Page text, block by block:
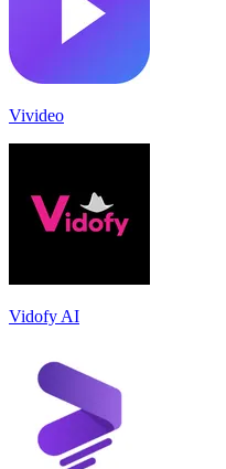
Vivideo
Vidofy AI